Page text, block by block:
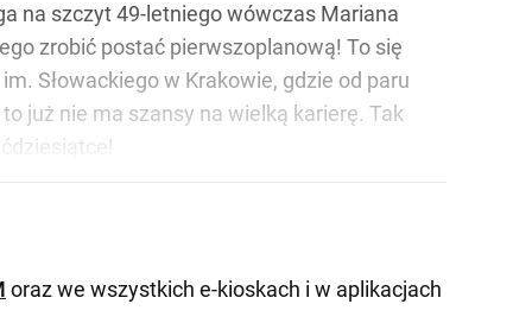
na szczyt 49-letniego wówczas Mariana
zrobić postać pierwszoplanową! To się
Słowackiego w Krakowie, gdzie od paru
już nie ma szansy na wielką karierę. Tak
oraz we wszystkich e-kioskach i w aplikacjach